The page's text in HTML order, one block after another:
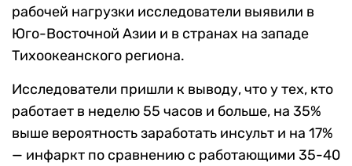
рабочей нагрузки исследователи выявили в
Юго-Восточной Азии и в странах на западе
Тихоокеанского региона.
Исследователи пришли к выводу, что у тех, кто
работает в неделю 55 часов и больше, на 35%
выше вероятность заработать инсульт и на 17%
— инфаркт по сравнению с работающими 35-40